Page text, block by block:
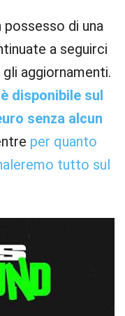
di una
a seguirci
aggiornamenti.
disponibile sul
senza alcun
per quanto
tutto sul